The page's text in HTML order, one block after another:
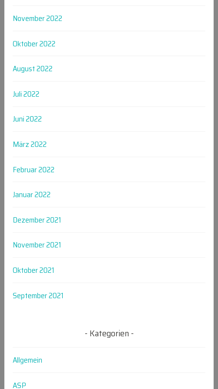
November 2022
Oktober 2022
August 2022
Juli 2022
Juni 2022
März 2022
Februar 2022
Januar 2022
Dezember 2021
November 2021
Oktober 2021
September 2021
Kategorien
Allgemein
ASP